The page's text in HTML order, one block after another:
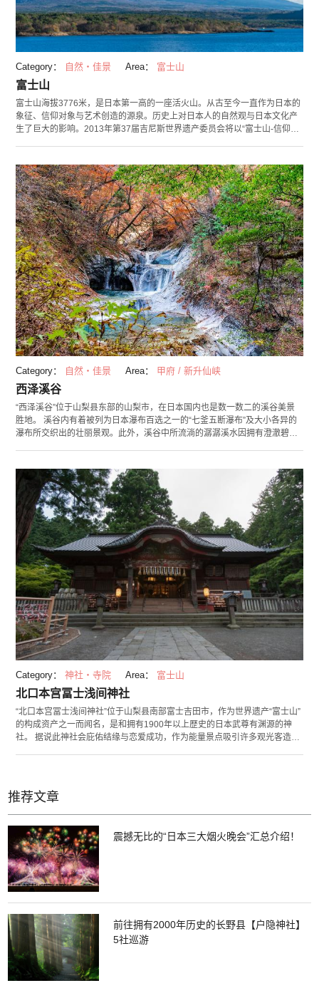
Category： 自然・佳景 Area： 富士山
富士山
富士山海拔3776米，是日本第一高的一座活火山。从古至今一直作为日本的
象征、信仰对象与艺术创造的源泉。历史上对日本人的自然观与日本文化产
生了巨大的影响。2013年第37届吉尼斯世界遗产委员会将以“富士山-信仰的
产”。 位于森林界限的富士山五合目停车场，也被称为天地之境。这里于4月
中旬～12月中旬期间会有很多小店铺出店，除了在附近散步，这里还是夏天
攀登富士山（7月1日～9月中旬）的起点。
Category： 自然・佳景 Area： 甲府 / 新升仙峡
西泽溪谷
“西泽溪谷”位于山梨县东部的山梨市，在日本国内也是数一数二的溪谷美景
胜地。 溪谷内有着被列为日本瀑布百选之一的“七釜五断瀑布”及大小各异的
瀑布所交织出的壮丽景观。此外，溪谷中所流淌的潺潺溪水因拥有澄澈碧蓝
的枫叶等景色都吸引了络绎不绝的观光客。除了季节美景外，丰富的负离子
也让西泽溪谷成为人气的森林浴地点，更被证实具有让人放松身心的效果
呢！ 西泽溪谷的隐藏美食中最出名的就是由溪谷内采集的艾草所制成的“草
粿”。这道特产的人气程度，可是让不少人从远方特地来此，只为品尝这纯天
然无添加的点心。请各位造访西泽溪谷时千万不要错过！
Category： 神社・寺院 Area： 富士山
北口本宫冨士浅间神社
“北口本宫冨士浅间神社”位于山梨县南部富士吉田市，作为世界遗产“富士山”
的构成资产之一而闻名，是和拥有1900年以上歴史的日本武尊有渊源的神
社。 据说此神社会庇佑结缘与恋爱成功，作为能量景点吸引许多观光客造
士太郎杉”与富士山登山路线的吉田口登山道的起点──“登山门”也值得一看。
毎年8月26〜27日为镇压富士山火山爆发而举办的镇火祭“吉田的火祭”是日本
三奇祭之一。约80根巨大的松明（火把）旺盛燃烧，整座神社境内被庄严的
气氛所包围。
推荐文章
震撼无比的“日本三大烟火晚会”汇总介绍！
前往拥有2000年历史的长野县【户隐神社】
5社巡游